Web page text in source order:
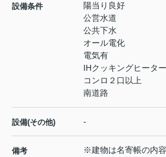
設備条件
陽当り良好
公営水道
公共下水
オール電化
電気有
IHクッキングヒーター
コンロ２口以上
南道路
設備(その他) -
備考
※建物は名寄帳の内